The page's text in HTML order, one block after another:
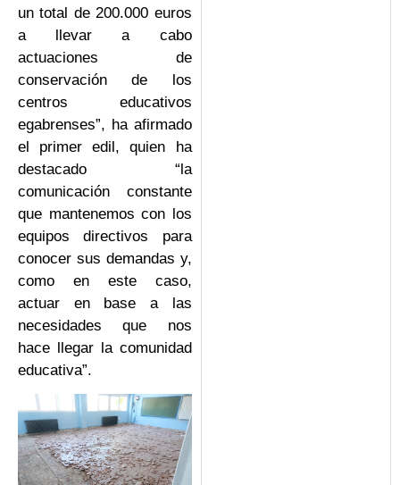
un total de 200.000 euros
a llevar a cabo
actuaciones de
conservación de los
centros educativos
egabrenses”, ha afirmado
el primer edil, quien ha
destacado “la
comunicación constante
que mantenemos con los
equipos directivos para
conocer sus demandas y,
como en este caso,
actuar en base a las
necesidades que nos
hace llegar la comunidad
educativa”.